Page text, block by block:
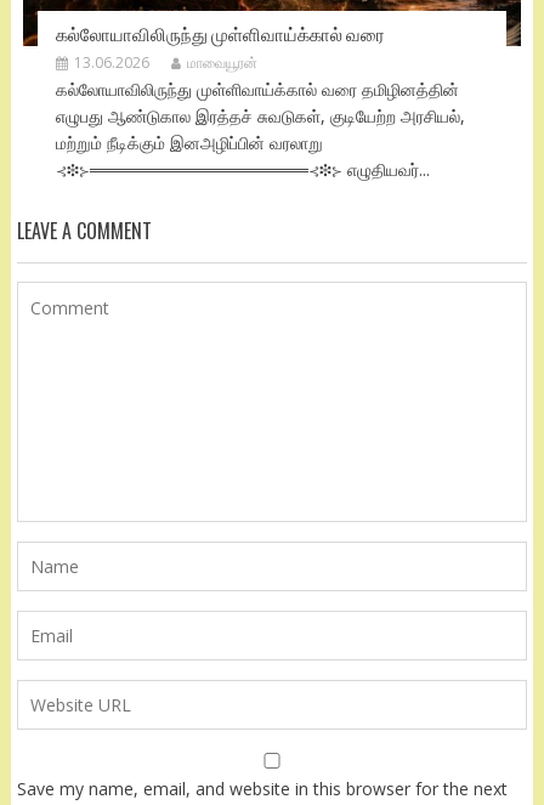
கல்லோயாவிலிருந்து முள்ளிவாய்க்கால் வரை
13.06.2026 மாவையூரன்
கல்லோயாவிலிருந்து முள்ளிவாய்க்கால் வரை தமிழினத்தின்
எழுபது ஆண்டுகால இரத்தச் சுவடுகள், குடியேற்ற அரசியல்,
மற்றும் நீடிக்கும் இனஅழிப்பின் வரலாறு
⊰❉⊱══════════════════⊰❉⊱ எழுதியவர்...
LEAVE A COMMENT
Save my name, email, and website in this browser for the next